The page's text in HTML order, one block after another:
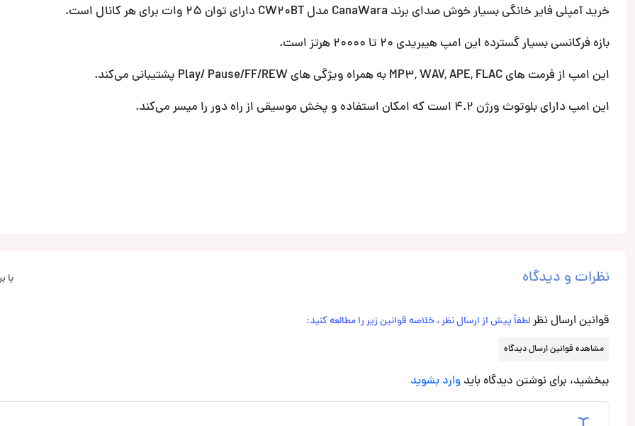
خرید آمپلی فایر خانگی بسیار خوش صدای برند CanaWara مدل CW20BT دارای توان 25 وات برای هر کانال است.
بازه فرکانسی بسیار گسترده این امپ هیبریدی 20 تا 20000 هرتز است.
این امپ از فرمت های MP3, WAV, APE, FLAC به همراه ویژگی های Play/ Pause/FF/REW پشتیبانی می‌کند.
این امپ دارای بلوتوث ورژن 4.2 است که امکان استفاده و پخش موسیقی از راه دور را میسر می‌کند.
نظرات و دیدگاه با
قوانین ارسال نظرلطفاً پیش از ارسال نظر ، خلاصه قوانین زیر را مطالعه کنید:
مشاهده قوانین ارسال دیدگاه
ببخشید، برای نوشتن دیدگاه باید وارد بشوید